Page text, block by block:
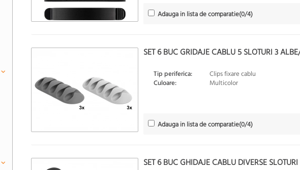
Adauga in lista de comparatie(0/4)
SET 6 BUC GRIDAJE CABLU 5 SLOTURI 3
Tip periferica:
Clips fixare cablu
Culoare:
Multicolor
Adauga in lista de comparatie(0/4)
SET 6 BUC GHIDAJE CABLU DIVERSE